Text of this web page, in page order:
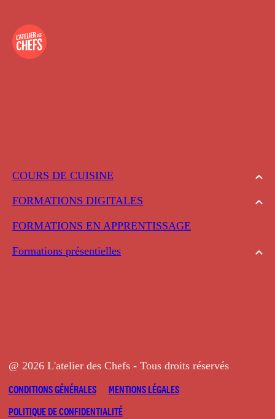
COURS DE CUISINE
FORMATIONS DIGITALES
FORMATIONS EN APPRENTISSAGE
Formations présentielles
@ 2026 L'atelier des Chefs - Tous droits réservés
CONDITIONS GÉNÉRALES
MENTIONS LÉGALES
POLITIQUE DE CONFIDENTIALITÉ